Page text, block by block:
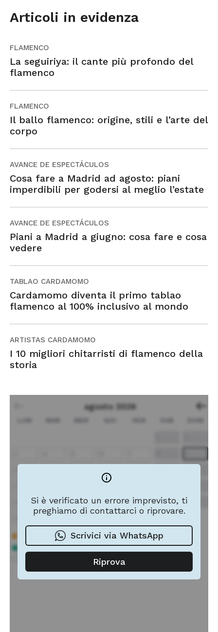
Articoli in evidenza
FLAMENCO
La seguiriya: il cante più profondo del
flamenco
FLAMENCO
Il ballo flamenco: origine, stili e l’arte del
corpo
AVANCE DE ESPECTÁCULOS
Cosa fare a Madrid ad agosto: piani
imperdibili per godersi al meglio l’estate
AVANCE DE ESPECTÁCULOS
Piani a Madrid a giugno: cosa fare e cosa
vedere
TABLAO CARDAMOMO
Cardamomo diventa il primo tablao
flamenco al 100% inclusivo al mondo
ARTISTAS CARDAMOMO
I 10 migliori chitarristi di flamenco della
storia